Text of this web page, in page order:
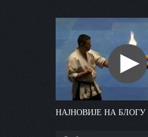
НАЈНОВИЈЕ НА БЛОГУ